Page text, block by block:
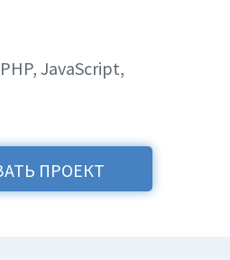
JavaScript,
ПРОЕКТ